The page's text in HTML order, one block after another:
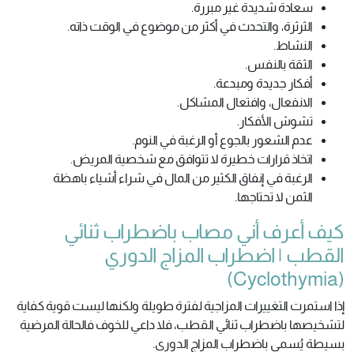
سعادة شديدة غير مبررة.
الثرثرة، والتحدث في أكثر من موضوع في الوقت ذاته.
النشاط.
الثقة بالنفس.
أفكار جديدة ومبدعة.
الانفعال، وافتعال المشاكل.
تشوش الأفكار.
عدم الشعور بالجوع أو الرغبة في النوم.
اتخاذ قرارات خطيرة لا تتوافق مع شخصية المريض.
الرغبة في إنفاق الكثير من المال في شراء أشياء باهظة
الثمن لا تحتاجها.
كيف أعرف أني مصاب باضطراب ثنائي
القطب | اضطراب المزاج الدوري
(Cyclothymia)
إذا استمرت التغييرات المزاجية لفترة طويلة ولكنها ليست قوية كفاية
لتشخيصها باضطراب ثنائي القطب، فلا داعي للخوف فالحالة المرضية
بسيطة يُسمى باضطراب المزاج الدوري.